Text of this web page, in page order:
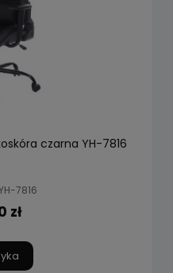
czarna YH-7816
7816
zł